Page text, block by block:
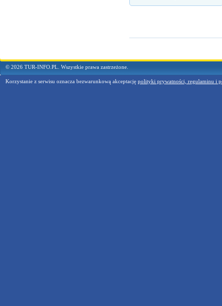
© 2026 TUR-INFO.PL. Wszystkie prawa zastrzeżone.
Korzystanie z serwisu oznacza bezwarunkową akceptację polityki prywatności, regulaminu i